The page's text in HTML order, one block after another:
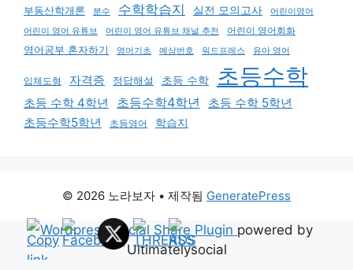
부동산학개론
분수 수학학습지 실전 모의고사
어린이영어
어린이 영어 유튜브
어린이 영어 유튜브 채널 추천
어린이 영어회화
영어공부 혼자하기
영어기초 예상번호 워드프레스 유아 영어
입체도형 자격증 정답해설 초등 수학 초등수학
초등 수학 4학년 초등수학4학년
초등 수학 5학년
초등수학5학년
초등영어 학습지
© 2026 노라보자 • 제작됨 GeneratePress
Wordpress Social Share Plugin powered by
Ultimatelysocial